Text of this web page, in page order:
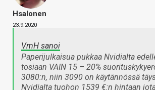
Hsalonen
23.9.2020
VmH sanoi
Paperijulkaisua pukkaa Nvidialta
tosiaan VAIN 15 – 20%
3080:n, niin 3090 on käytännössä
Nvidialta tuohon 1539 €:n hintaan